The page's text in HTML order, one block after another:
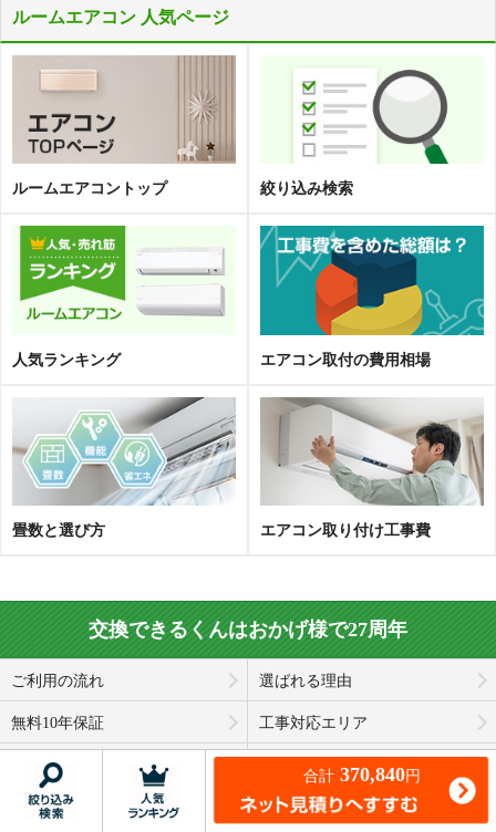
ルームエアコン 人気ページ
ルームエアコントップ 絞り込み検索
人気ランキング エアコン取付の費用相場
畳数と選び方 エアコン取り付け工事費
交換できるくんはおかげ様で27周年
ご利用の流れ 選ばれる理由
無料10年保証 工事対応エリア
マイページ・会員登録 会社概要
サイトマップ トップページ
合計 370,840